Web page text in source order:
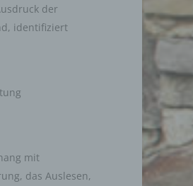
der
identifiziert
mit
das Auslesen,